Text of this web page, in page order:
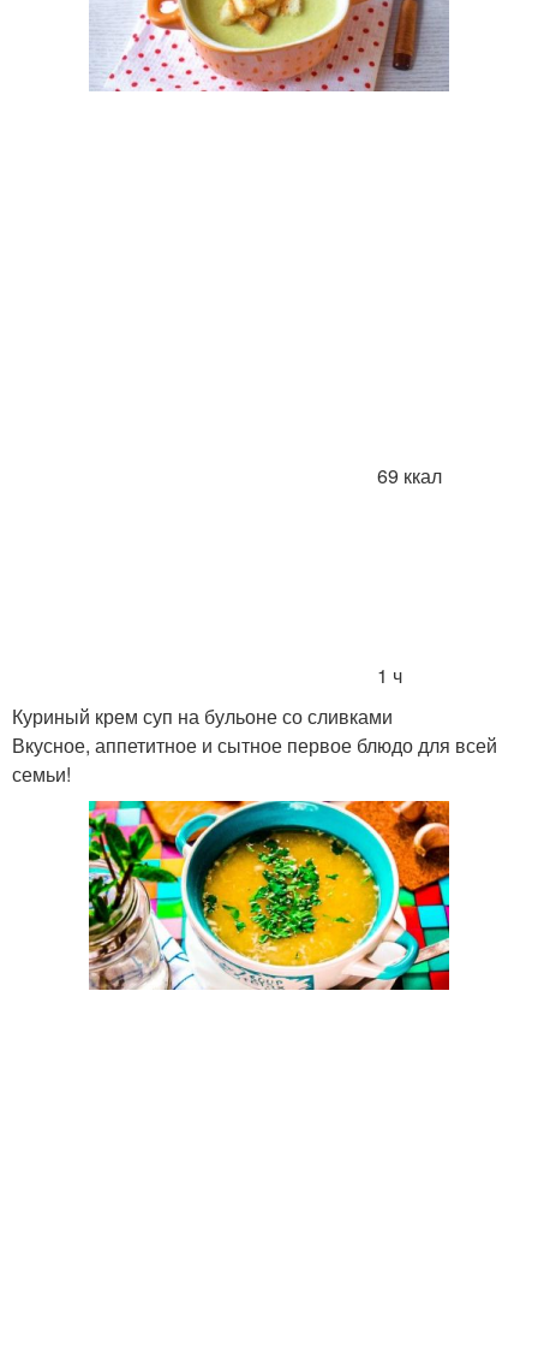
69 ккал
1 ч
Куриный крем суп на бульоне со сливками
Вкусное, аппетитное и сытное первое блюдо для всей
семьи!